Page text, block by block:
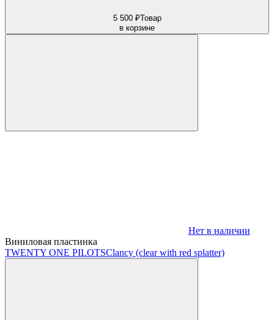
5 500 ₽Товар
в корзине
Нет в наличии
Виниловая пластинка
TWENTY ONE PILOTSClancy (clear with red splatter)